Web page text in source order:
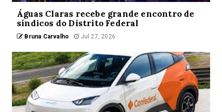
Águas Claras recebe grande encontro de
síndicos do Distrito Federal
Bruna Carvalho Jul 27, 2026